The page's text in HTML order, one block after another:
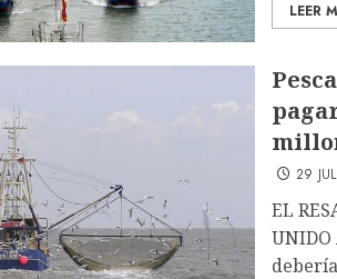
LEER
29
EL
UNIDO